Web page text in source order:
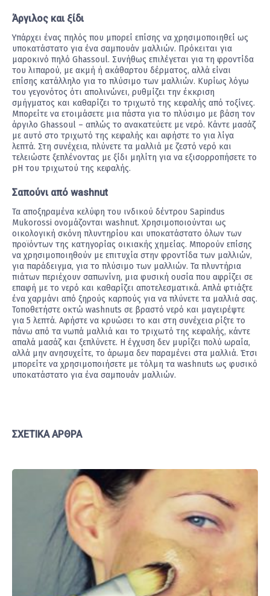
Άργιλος και ξίδι
Υπάρχει ένας πηλός που μπορεί επίσης να χρησιμοποιηθεί ως
υποκατάστατο για ένα σαμπουάν μαλλιών. Πρόκειται για
μαροκινό πηλό Ghassoul. Συνήθως επιλέγεται για τη φροντίδα
του λιπαρού, με ακμή ή ακάθαρτου δέρματος, αλλά είναι
επίσης κατάλληλο για το πλύσιμο των μαλλιών. Κυρίως λόγω
του γεγονότος ότι απολινώνει, ρυθμίζει την έκκριση
σμήγματος και καθαρίζει το τριχωτό της κεφαλής από τοξίνες.
Μπορείτε να ετοιμάσετε μια πάστα για το πλύσιμο με βάση τον
άργιλο Ghassoul – απλώς το ανακατεύετε με νερό. Κάντε μασάζ
με αυτό στο τριχωτό της κεφαλής και αφήστε το για λίγα
λεπτά. Στη συνέχεια, πλύνετε τα μαλλιά με ζεστό νερό και
τελειώστε ξεπλένοντας με ξίδι μηλίτη για να εξισορροπήσετε το
pH του τριχωτού της κεφαλής.
Σαπούνι από washnut
Τα αποξηραμένα κελύφη του ινδικού δέντρου Sapindus
Mukorossi ονομάζονται washnut. Χρησιμοποιούνται ως
οικολογική σκόνη πλυντηρίου και υποκατάστατο όλων των
προϊόντων της κατηγορίας οικιακής χημείας. Μπορούν επίσης
να χρησιμοποιηθούν με επιτυχία στην φροντίδα των μαλλιών,
για παράδειγμα, για το πλύσιμο των μαλλιών. Τα πλυντήρια
πιάτων περιέχουν σαπωνίνη, μια φυσική ουσία που αφρίζει σε
επαφή με το νερό και καθαρίζει αποτελεσματικά. Απλά φτιάξτε
ένα χαρμάνι από ξηρούς καρπούς για να πλύνετε τα μαλλιά σας.
Τοποθετήστε οκτώ washnuts σε βραστό νερό και μαγειρέψτε
για 5 λεπτά. Αφήστε να κρυώσει το και στη συνέχεια ρίξτε το
πάνω από τα νωπά μαλλιά και το τριχωτό της κεφαλής, κάντε
απαλά μασάζ και ξεπλύνετε. Η έγχυση δεν μυρίζει πολύ ωραία,
αλλά μην ανησυχείτε, το άρωμα δεν παραμένει στα μαλλιά. Έτσι
μπορείτε να χρησιμοποιήσετε με τόλμη τα washnuts ως φυσικό
υποκατάστατο για ένα σαμπουάν μαλλιών.
ΣΧΕΤΙΚΆ ΆΡΘΡΑ